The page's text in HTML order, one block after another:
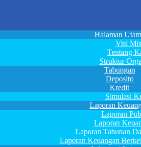
Halaman
Visi
Tentang
Struktur
Tabungan
Deposito
Kredit
Simulasi
Laporan
Laporan
Laporan
Laporan Tahunan
Laporan Keuangan